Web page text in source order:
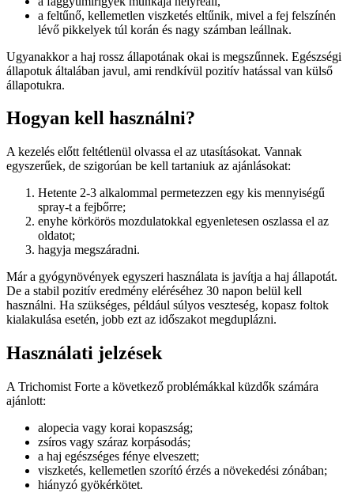
a feltűnő, kellemetlen viszketés eltűnik, mivel a fej felszínén
lévő pikkelyek túl korán és nagy számban leállnak.
Ugyanakkor a haj rossz állapotának okai is megszűnnek. Egészségi
állapotuk általában javul, ami rendkívül pozitív hatással van külső
állapotukra.
Hogyan kell használni?
A kezelés előtt feltétlenül olvassa el az utasításokat. Vannak
egyszerűek, de szigorúan be kell tartaniuk az ajánlásokat:
Hetente 2-3 alkalommal permetezzen egy kis mennyiségű
spray-t a fejbőrre;
enyhe körkörös mozdulatokkal egyenletesen oszlassa el az
oldatot;
hagyja megszáradni.
Már a gyógynövények egyszeri használata is javítja a haj állapotát.
De a stabil pozitív eredmény eléréséhez 30 napon belül kell
használni. Ha szükséges, például súlyos veszteség, kopasz foltok
kialakulása esetén, jobb ezt az időszakot megduplázni.
Használati jelzések
A Trichomist Forte a következő problémákkal küzdők számára
ajánlott:
alopecia vagy korai kopaszság;
zsíros vagy száraz korpásodás;
a haj egészséges fénye elveszett;
viszketés, kellemetlen szorító érzés a növekedési zónában;
hiányzó gyökérkötet.